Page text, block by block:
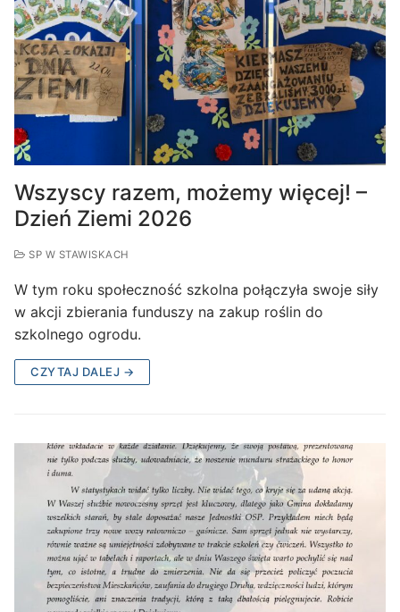
Wszyscy razem, możemy więcej! –
Dzień Ziemi 2026
SP W STAWISKACH
W tym roku społeczność szkolna połączyła swoje siły
w akcji zbierania funduszy na zakup roślin do
szkolnego ogrodu.
CZYTAJ DALEJ →